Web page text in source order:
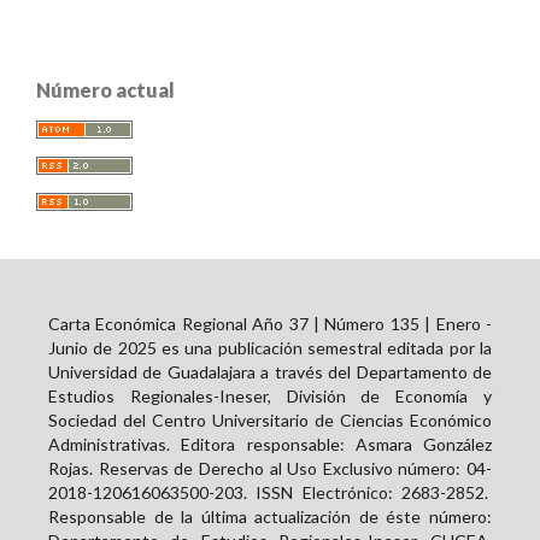
Número actual
Carta Económica Regional Año 37 | Número 135 | Enero -
Junio de 2025 es una publicación semestral editada por la
Universidad de Guadalajara a través del Departamento de
Estudios Regionales-Ineser, División de Economía y
Sociedad del Centro Universitario de Ciencias Económico
Administrativas. Editora responsable: Asmara González
Rojas. Reservas de Derecho al Uso Exclusivo número: 04-
2018-120616063500-203. ISSN Electrónico: 2683-2852.
Responsable de la última actualización de éste número: